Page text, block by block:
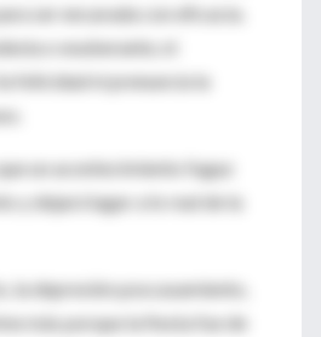
ser encarada con eficacia.
o exuberante, ni
felicidad ni prenuncia la
que un acontecimiento fugaz
y dejará lugar a lo real de la
la depresión poscasamiento,
más porque la fiesta fue de